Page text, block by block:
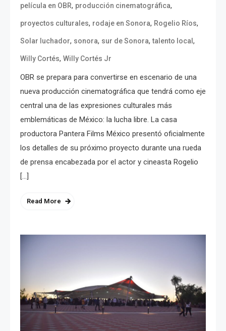
película en OBR, producción cinematográfica,
proyectos culturales, rodaje en Sonora, Rogelio Ríos,
Solar luchador, sonora, sur de Sonora,talento local ,
Willy Cortés, Willy Cortés Jr
OBR se prepara para convertirse en escenario de una
nueva producción cinematográfica que tendrá como eje
central una de las expresiones culturales más
emblemáticas de México: la lucha libre. La casa
productora Pantera Films México presentó oficialmente
los detalles de su próximo proyecto durante una rueda
de prensa encabezada por el actor y cineasta Rogelio
[…]
Read More